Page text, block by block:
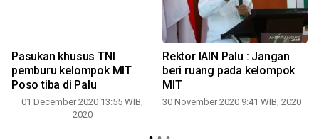
Pasukan khusus TNI
pemburu kelompok MIT
Poso tiba di Palu
01 December 2020 13:55 WIB,
2020
Rektor IAIN Palu : Jangan
beri ruang pada kelompok
MIT
30 November 2020 9:41 WIB, 2020